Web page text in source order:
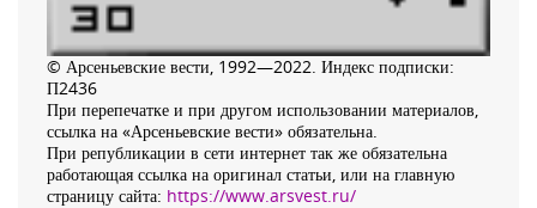
© Арсеньевские вести, 1992—2022. Индекс подписки:
П2436
При перепечатке и при другом использовании материалов,
ссылка на «Арсеньевские вести» обязательна.
При републикации в сети интернет так же обязательна
работающая ссылка на оригинал статьи, или на главную
страницу сайта: https://www.arsvest.ru/